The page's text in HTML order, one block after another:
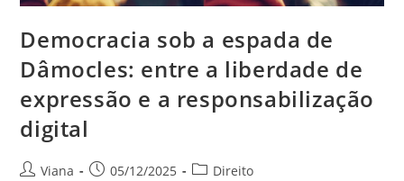
Democracia sob a espada de
Dâmocles: entre a liberdade de
expressão e a responsabilização
digital
Viana 05/12/2025 Direito